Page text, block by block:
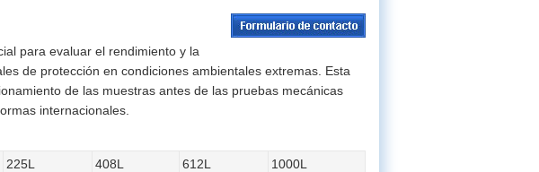
para evaluar el rendimiento y la
de protección en condiciones ambientales extremas. Esta
de las muestras antes de las pruebas mecánicas
internacionales.
225L 408L 612L
1000L